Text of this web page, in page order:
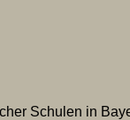
Schulen in